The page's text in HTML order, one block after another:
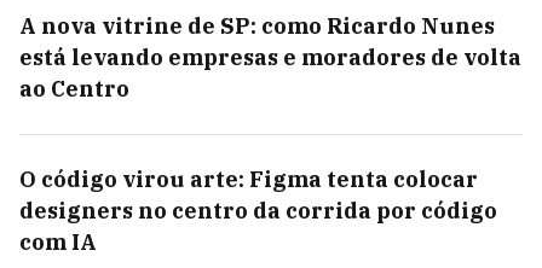
A nova vitrine de SP: como Ricardo Nunes
está levando empresas e moradores de volta
ao Centro
O código virou arte: Figma tenta colocar
designers no centro da corrida por código
com IA